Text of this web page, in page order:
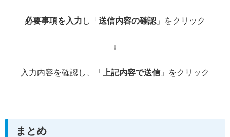
必要事項を入力 し「 送信内容の確認 」をクリック
↓
入力内容を確認し、「 上記内容で送信」をクリック
まとめ